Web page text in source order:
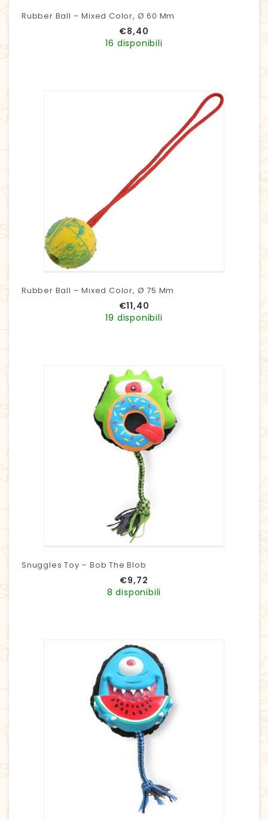
Rubber Ball – Mixed Color, Ø 60 Mm
€8,40
16 disponibili
Rubber Ball – Mixed Color, Ø 75 Mm
€11,40
19 disponibili
Snuggles Toy – Bob The Blob
€9,72
8 disponibili